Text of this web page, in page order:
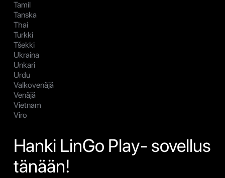
Tamil
Tanska
Thai
Turkki
Tšekki
Ukraina
Unkari
Urdu
Valkovenäjä
Venäjä
Vietnam
Viro
Hanki LinGo Play- sovellus
tänään!